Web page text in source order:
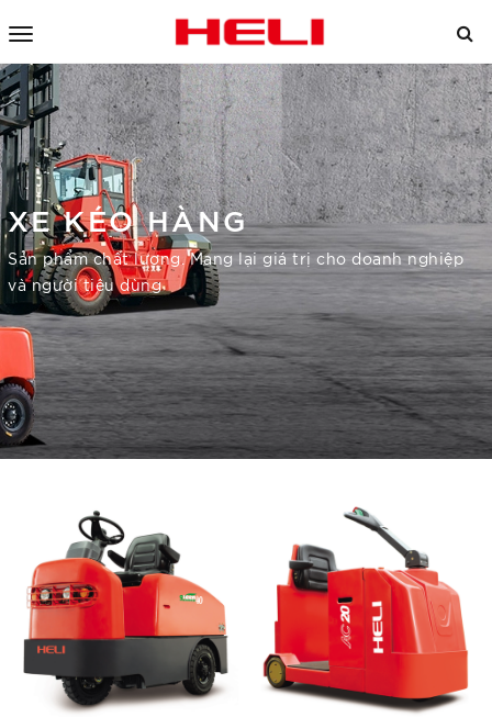
XE KÉO HÀNG
Sản phẩm chất lượng. Mang lại giá trị cho doanh nghiệp
và người tiêu dùng